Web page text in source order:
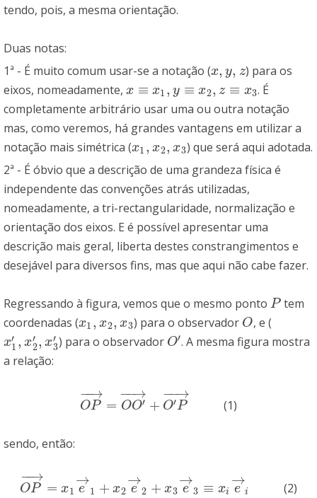
tendo, pois, a mesma orientação.
Duas notas:
1ª - É muito comum usar-se a notação (x, y, z
x,y ,z
) para os
eixos, nomeadamente, x ≡ x1 , y ≡ x2, z ≡ x3
x≡ x1 ,y≡ x 2, z≡x 3
. É
completamente arbitrário usar uma ou outra notação
mas, como veremos, há grandes vantagens em utilizar a
notação mais simétrica (x1 , x2, x3
x1 x 2,x3
) que será aqui adotada.
2ª - É óbvio que a descrição de uma grandeza física é
independente das convenções atrás utilizadas,
nomeadamente, a tri-rectangularidade, normalização e
orientação dos eixos. E é possível apresentar uma
descrição mais geral, liberta destes constrangimentos e
desejável para diversos fins, mas que aqui não cabe fazer.
Regressando à figura, vemos que o mesmo ponto P
P tem
coordenadas (x1 , x2, x3
x1 x 2,x3 ) para o observador O
O , e (
x′
1 , x′
2, x′
3
x1 , x2′,x 3′ ) para o observador O′
O′. A mesma figura mostra
a relação:
OP
−→
−
= OO′
−→
−
+ O′P
−→
−
OP→ =O O′→+O P→ (1)
sendo, então:
OP
−→
−
= x1 e
→
1 + x2 e
→
2 + x3 e
→
3 ≡ xi e
→
i
OP→ =x 1e→1 + x2e→ 2+ x3e→3≡ xi e→i (2)